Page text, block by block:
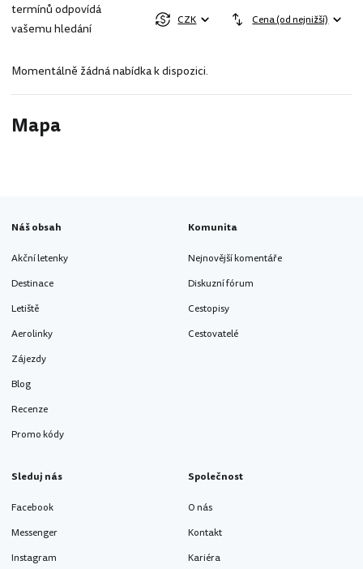
termínů odpovídá
vašemu hledání
CZK Cena (od nejnižší)
Momentálně žádná nabídka k dispozici.
Mapa
Náš obsah
Akční letenky
Destinace
Letiště
Aerolinky
Zájezdy
Blog
Recenze
Promo kódy
Komunita
Nejnovější komentáře
Diskuzní fórum
Cestopisy
Cestovatelé
Sleduj nás
Facebook
Messenger
Instagram
Společnost
O nás
Kontakt
Kariéra